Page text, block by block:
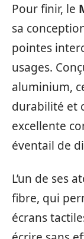
Pour finir, le
sa
pointes
usages.
aluminium,
durabilité et
excellente
éventail de
L’un de ses
fibre, qui
écrans